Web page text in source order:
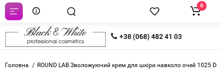
+38 (068) 482 41 03
0
Головна ROUND LAB Зволожуючий крем для шкіри навколо очей 1025